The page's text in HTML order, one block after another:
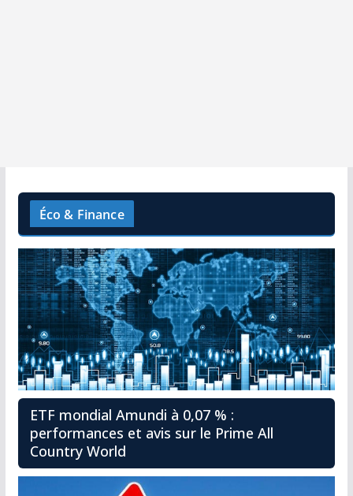
Éco & Finance
ETF mondial Amundi à 0,07 % :
performances et avis sur le Prime All
Country World